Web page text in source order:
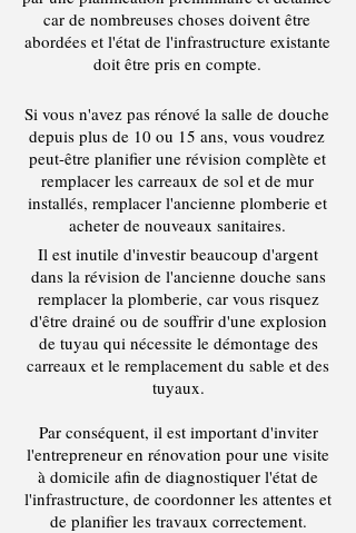
car de nombreuses choses doivent être
abordées et l'état de l'infrastructure existante
doit être pris en compte.
Si vous n'avez pas rénové la salle de douche
depuis plus de 10 ou 15 ans, vous voudrez
peut-être planifier une révision complète et
remplacer les carreaux de sol et de mur
installés, remplacer l'ancienne plomberie et
acheter de nouveaux sanitaires.
Il est inutile d'investir beaucoup d'argent
dans la révision de l'ancienne douche sans
remplacer la plomberie, car vous risquez
d'être drainé ou de souffrir d'une explosion
de tuyau qui nécessite le démontage des
carreaux et le remplacement du sable et des
tuyaux.
Par conséquent, il est important d'inviter
l'entrepreneur en rénovation pour une visite
à domicile afin de diagnostiquer l'état de
l'infrastructure, de coordonner les attentes et
de planifier les travaux correctement.